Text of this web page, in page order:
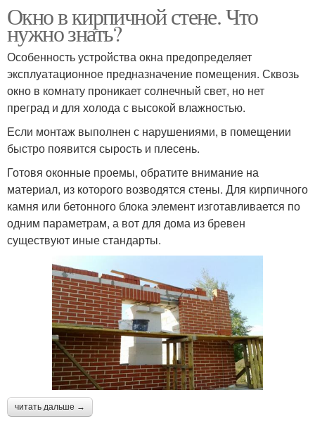
Окно в кирпичной стене. Что
нужно знать?
Особенность устройства окна предопределяет
эксплуатационное предназначение помещения. Сквозь
окно в комнату проникает солнечный свет, но нет
преград и для холода с высокой влажностью.
Если монтаж выполнен с нарушениями, в помещении
быстро появится сырость и плесень.
Готовя оконные проемы, обратите внимание на
материал, из которого возводятся стены. Для кирпичного
камня или бетонного блока элемент изготавливается по
одним параметрам, а вот для дома из бревен
существуют иные стандарты.
читать дальше →